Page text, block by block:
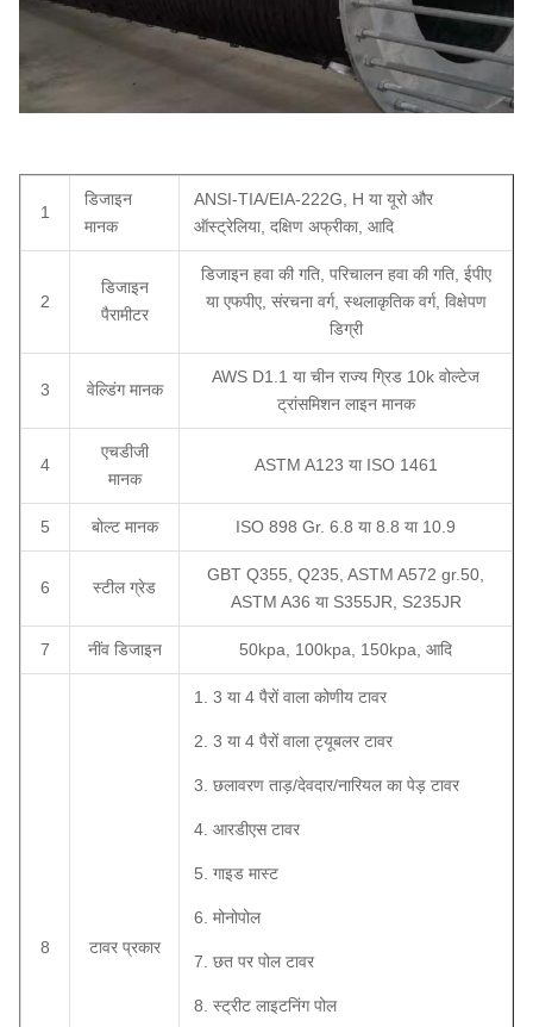
1
डिजाइन
मानक
ANSI-TIA/EIA-222G, H या यूरो और
ऑस्ट्रेलिया, दक्षिण अफ्रीका, आदि
2
डिजाइन
पैरामीटर
डिजाइन हवा की गति, परिचालन हवा की गति, ईपीए
या एफपीए, संरचना वर्ग, स्थलाकृतिक वर्ग, विक्षेपण
डिग्री
3 वेल्डिंग मानक
AWS D1.1 या चीन राज्य ग्रिड 10k वोल्टेज
ट्रांसमिशन लाइन मानक
4
एचडीजी
मानक
ASTM A123 या ISO 1461
5 बोल्ट मानक ISO 898 Gr. 6.8 या 8.8 या 10.9
6 स्टील ग्रेड
GBT Q355, Q235, ASTM A572 gr.50,
ASTM A36 या S355JR, S235JR
7 नींव डिजाइन 50kpa, 100kpa, 150kpa, आदि
8 टावर प्रकार
1. 3 या 4 पैरों वाला कोणीय टावर
2. 3 या 4 पैरों वाला ट्यूबलर टावर
3. छलावरण ताड़/देवदार/नारियल का पेड़ टावर
4. आरडीएस टावर
5. गाइड मास्ट
6. मोनोपोल
7. छत पर पोल टावर
8. स्ट्रीट लाइटनिंग पोल